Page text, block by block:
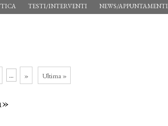
TESTI/INTERVENTI NEWS/APPUNTAMENTI
... » Ultima »